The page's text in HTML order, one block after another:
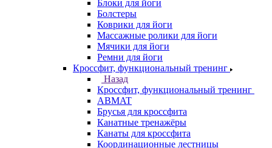
Блоки для йоги
Болстеры
Коврики для йоги
Массажные ролики для йоги
Мячики для йоги
Ремни для йоги
Кроссфит, функциональный тренинг
Назад
Кроссфит, функциональный тренинг
ABMAT
Брусья для кроссфита
Канатные тренажёры
Канаты для кроссфита
Координационные лестницы